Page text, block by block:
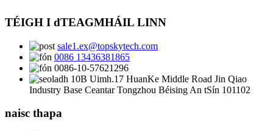
TÉIGH I dTEAGMHÁIL LINN
sale1.ex@topskytech.com
0086 13436381865
0086-10-57621296
10B Uimh.17 HuanKe Middle Road Jin Qiao
Industry Base Ceantar Tongzhou Béising An tSín 101102
naisc thapa